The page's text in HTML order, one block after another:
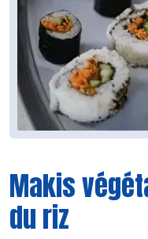
Makis
du riz